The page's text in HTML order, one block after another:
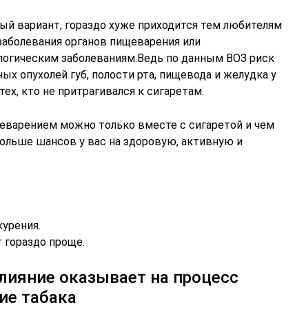
вариант, гораздо хуже приходится тем любителям
органов пищеварения или
заболеваниям.Ведь по данным ВОЗ риск
опухолей губ, полости рта, пищевода и желудка у
кто не притрагивался к сигаретам.
можно только вместе с сигаретой и чем
шансов у вас на здоровую, активную и
проще.
оказывает на процесс
табака